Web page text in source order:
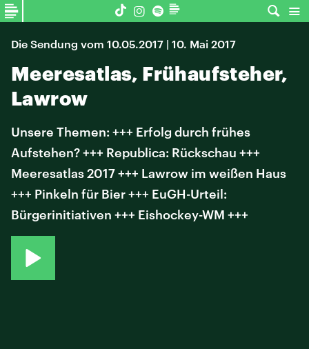
Die Sendung vom 10.05.2017 | 10. Mai 2017
Meeresatlas, Frühaufsteher,
Lawrow
Unsere Themen: +++ Erfolg durch frühes
Aufstehen? +++ Republica: Rückschau +++
Meeresatlas 2017 +++ Lawrow im weißen Haus
+++ Pinkeln für Bier +++ EuGH-Urteil:
Bürgerinitiativen +++ Eishockey-WM +++